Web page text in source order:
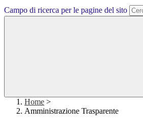
Campo di ricerca per le pagine del sito
Home >
Amministrazione Trasparente